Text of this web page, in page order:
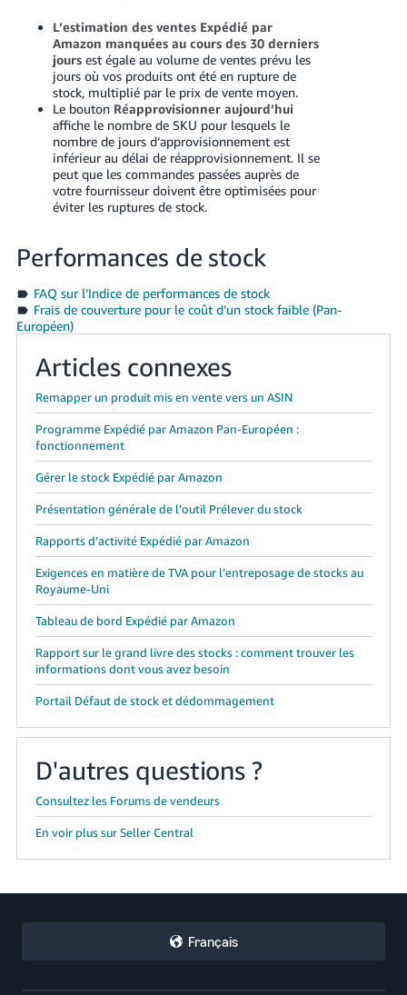
L’estimation des ventes Expédié par
Amazon manquées au cours des 30 derniers
joursest égale au volume de ventes prévu les
jours où vos produits ont été en rupture de
stock, multiplié par le prix de vente moyen.
Le bouton Réapprovisionner aujourd’hui
affiche le nombre de SKU pour lesquels le
nombre de jours d’approvisionnement est
inférieur au délai de réapprovisionnement. Il se
peut que les commandes passées auprès de
votre fournisseur doivent être optimisées pour
éviter les ruptures de stock.
Performances de stock
FAQ sur l’Indice de performances de stock
Frais de couverture pour le coût d’un stock faible (Pan-
Européen)
Articles connexes
Remapper un produit mis en vente vers un ASIN
Programme Expédié par Amazon Pan-Européen :
fonctionnement
Gérer le stock Expédié par Amazon
Présentation générale de l’outil Prélever du stock
Rapports d’activité Expédié par Amazon
Exigences en matière de TVA pour l’entreposage de stocks au
Royaume-Uni
Tableau de bord Expédié par Amazon
Rapport sur le grand livre des stocks : comment trouver les
informations dont vous avez besoin
Portail Défaut de stock et dédommagement
D'autres questions ?
Consultez les Forums de vendeurs
En voir plus sur Seller Central
Français